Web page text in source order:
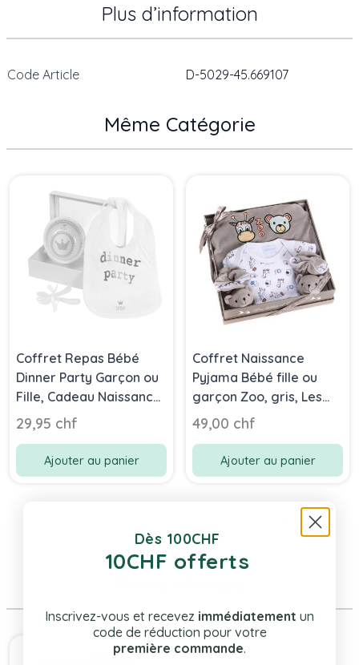
Plus d’information
Code Article D-5029-45.669107
Même Catégorie
Coffret Repas Bébé
Dinner Party Garçon ou
Fille, Cadeau Naissance
Bambam
29,95 chf
Ajouter au panier
Coffret Naissance
Pyjama Bébé fille ou
garçon Zoo, gris, Les
Bébés l'Elizéa
49,00 chf
Ajouter au panier
Press to skip carousel
Dès 100CHF
10CHF offerts
Inscrivez-vous et recevez immédiatement un
code de réduction pour votre
première commande.